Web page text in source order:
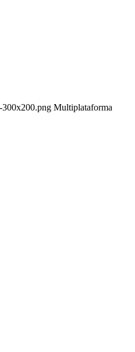
Multiplataforma